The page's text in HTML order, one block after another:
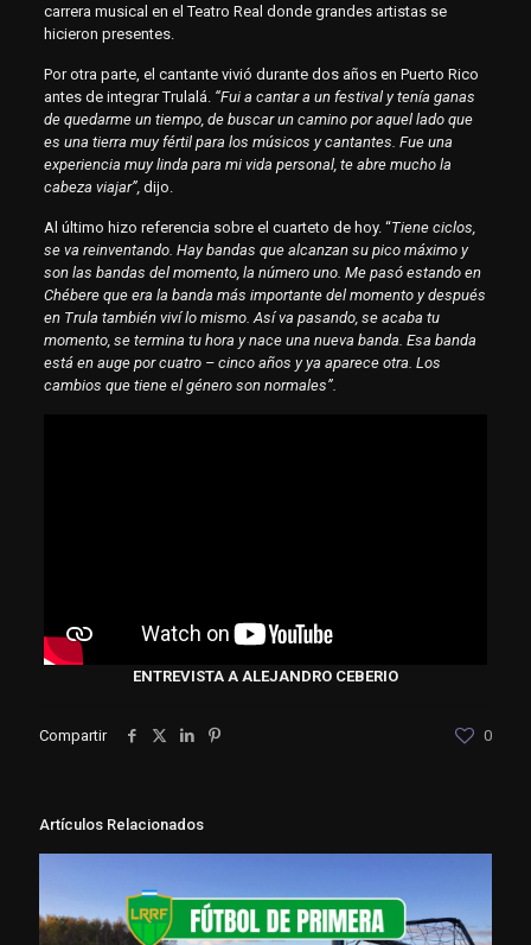
carrera musical en el Teatro Real donde grandes artistas se
hicieron presentes.
Por otra parte, el cantante vivió durante dos años en Puerto Rico
antes de integrar Trulalá.“Fui a cantar a un festival y tenía ganas
de quedarme un tiempo, de buscar un camino por aquel lado que
es una tierra muy fértil para los músicos y cantantes. Fue una
experiencia muy linda para mi vida personal, te abre mucho la
cabeza viajar”, dijo.
Al último hizo referencia sobre el cuarteto de hoy. “Tiene ciclos,
se va reinventando. Hay bandas que alcanzan su pico máximo y
son las bandas del momento, la número uno. Me pasó estando en
Chébere que era la banda más importante del momento y después
en Trula también viví lo mismo. Así va pasando, se acaba tu
momento, se termina tu hora y nace una nueva banda. Esa banda
está en auge por cuatro – cinco años y ya aparece otra. Los
cambios que tiene el género son normales”.
ENTREVISTA A ALEJANDRO CEBERIO
Compartir 0
Artículos Relacionados